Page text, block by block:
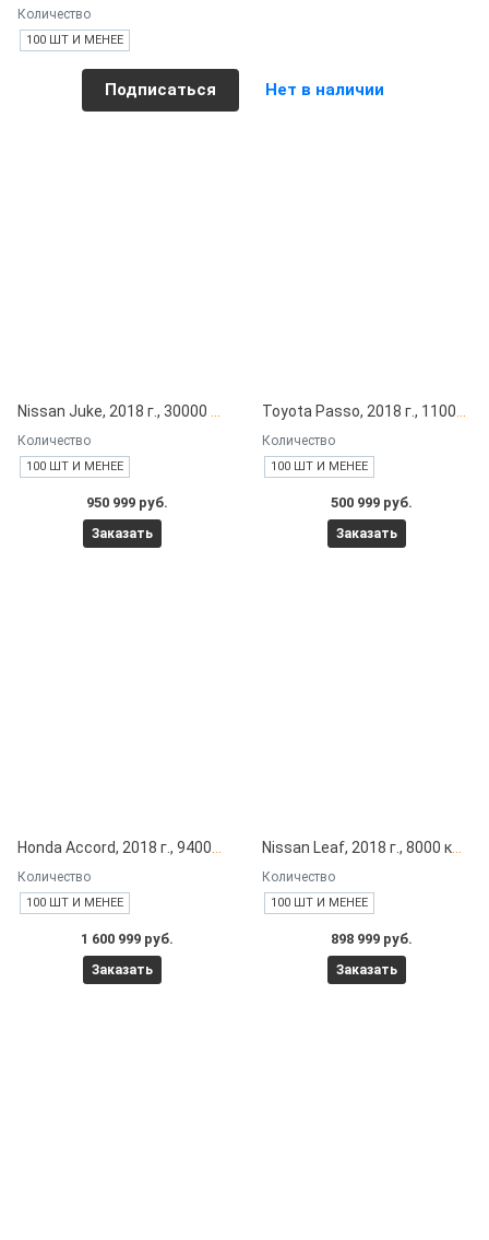
Количество
100 ШТ И МЕНЕЕ
Подписаться Нет в наличии
Количество
100 ШТ И МЕНЕЕ
950 999 руб.
Заказать
Количество
100 ШТ И МЕНЕЕ
500 999 руб.
Заказать
Количество
100 ШТ И МЕНЕЕ
1 600 999 руб.
Заказать
Количество
100 ШТ И МЕНЕЕ
898 999 руб.
Заказать